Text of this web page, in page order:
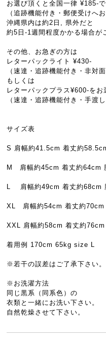
お選び頂くと全国一律 ¥185-で
（追跡機能付き・郵便受けへお
沖縄県内は約2日, 県外だと
約5日-1週間程度かかる場合が
その他、お急ぎの方は
レターパックライト ¥430-
（速達・追跡機能付き・非対
もしくは
レターパックプラス¥600-をお
（速達・追跡機能付き・手渡
サイズ表
S 肩幅約41.5cm 着丈約
M 肩幅約45cm 着丈約64cm
L 肩幅約49cm 着丈約68cm
XL 肩幅約54cm 着丈約70cm
XXL 肩幅約58cm 着丈約
着用例 170cm 65kg size L
※若干の誤差はご了承下さい。
※お洗濯方法
同じ黒系（同系色）の
衣類と一緒にお洗い下さい。
自然乾燥させて下さい。